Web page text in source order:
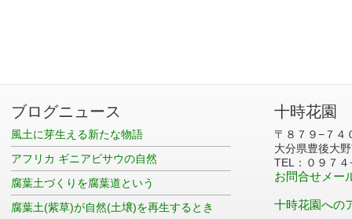
ブログニュース
風土に芽生える新たな物語
アフリカ ギニアビサウの自然
腐葉土づくりを腐葉道という
腐葉土(紫草)が自然(土壌)を再生するとき
十時花園
〒８７９−７４
大分県豊後大
TEL：０９７
お問合せメー
十時花園への